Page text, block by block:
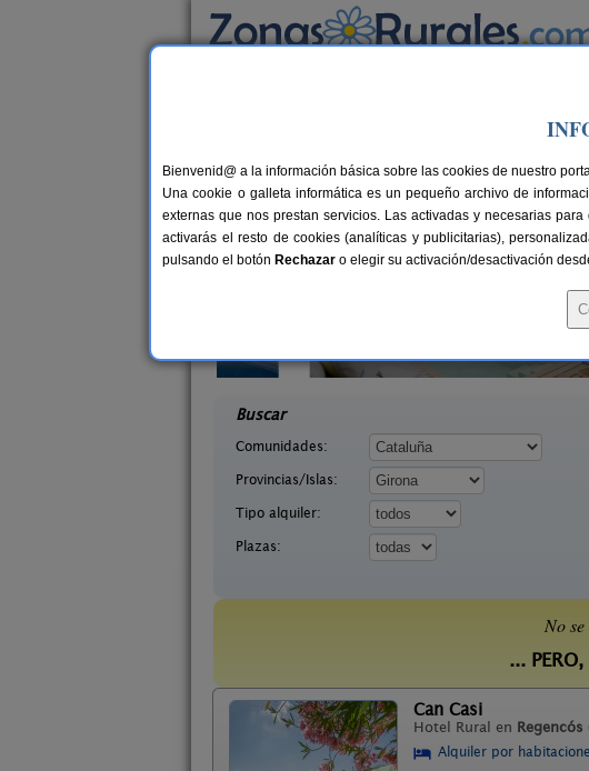
Casas Rurales cerca de
37 €
Buscar
Comunidades:
Provincias/Islas:
Tipo alquiler:
Plazas:
No
...
Can Casi
Hotel Rural en Regencós
Alquiler por
Bienvenid@ a la información básica sobre las cookies de nuestro
Una cookie o galleta informática es un pequeño archivo de
externas que nos prestan servicios. Las activadas y necesarias
activarás el resto de cookies (analíticas y publicitarias),
pulsando el botón Rechazar o elegir su activación/desactivación